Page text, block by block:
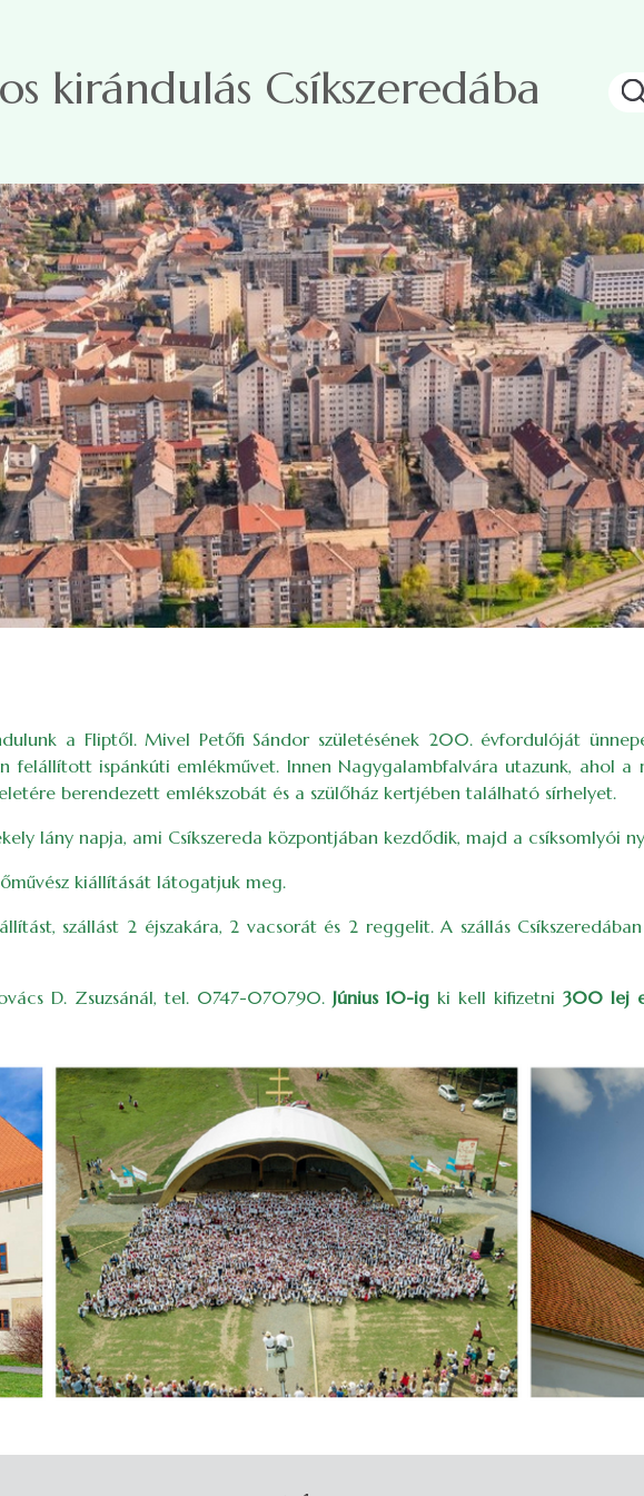
kirándulás Csíkszeredába
a Fliptől. Mivel Petőfi Sándor születésének 200. évfordulóját
felállított ispánkúti emlékművet. Innen Nagygalambfalvára utazunk, ahol
berendezett emlékszobát és a szülőház kertjében található sírhelyet.
lány napja, ami Csíkszereda központjában kezdődik, majd a csíksomlyói
kiállítását látogatjuk meg.
szállást 2 éjszakára, 2 vacsorát és 2 reggelit. A szállás
D. Zsuzsánál, tel. 0747-070790. Június 10-ig ki kell kifizetni 300 lej